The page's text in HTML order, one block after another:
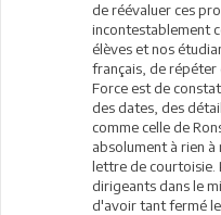
de réévaluer ces
incontestablement
élèves et nos
français, de répéter
Force est de
des dates, des
comme celle de
absolument à rien à
lettre de courtoisie.
dirigeants dans le
d'avoir tant fermé